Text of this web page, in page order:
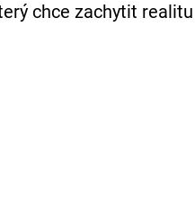
chce zachytit